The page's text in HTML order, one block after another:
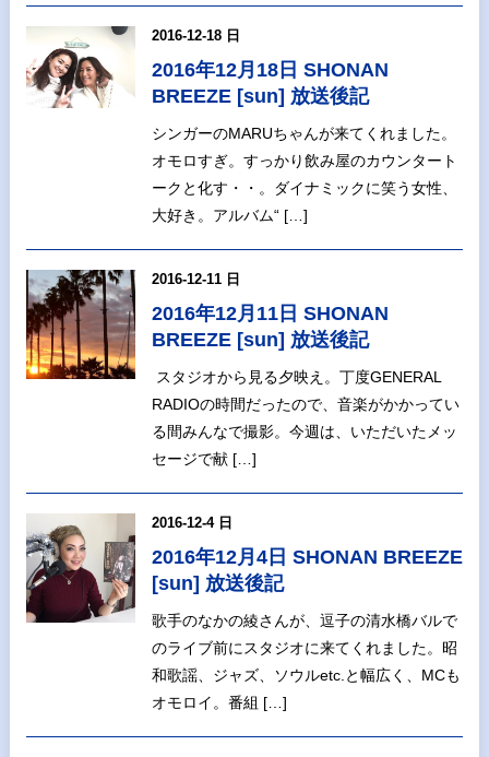
2016-12-18 日
2016年12月18日 SHONAN
BREEZE [sun] 放送後記
シンガーのMARUちゃんが来てくれました。
オモロすぎ。すっかり飲み屋のカウンタート
ークと化す・・。ダイナミックに笑う女性、
大好き。アルバム“ […]
2016-12-11 日
2016年12月11日 SHONAN
BREEZE [sun] 放送後記
スタジオから見る夕映え。丁度GENERAL
RADIOの時間だったので、音楽がかかってい
る間みんなで撮影。今週は、いただいたメッ
セージで献 […]
2016-12-4 日
2016年12月4日 SHONAN BREEZE
[sun] 放送後記
歌手のなかの綾さんが、逗子の清水橋バルで
のライブ前にスタジオに来てくれました。昭
和歌謡、ジャズ、ソウルetc.と幅広く、MCも
オモロイ。番組 […]